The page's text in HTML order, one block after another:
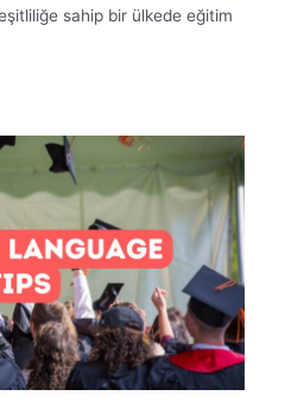
sahip bir ülkede eğitim